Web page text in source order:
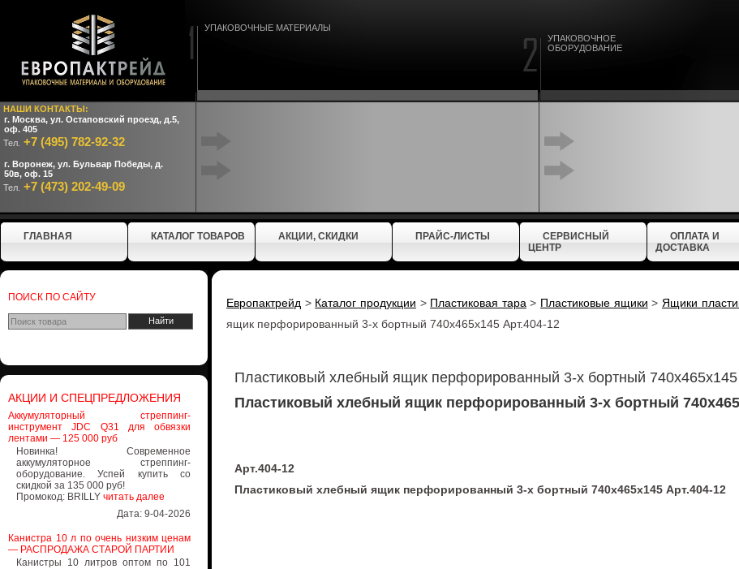
НАШИ КОНТАКТЫ:
г. Москва, ул. Остаповский проезд, д.5,
оф. 405
Тел. +7 (495) 782-92-32
г. Воронеж, ул. Бульвар Победы, д.
50в, оф. 15
Тел. +7 (473) 202-49-09
УПАКОВОЧНЫЕ МАТЕРИАЛЫ
УПАКОВОЧНОЕ
ОБОРУДОВАНИЕ
ГЛАВНАЯ КАТАЛОГ ТОВАРОВ АКЦИИ, СКИДКИ ПРАЙС-ЛИСТЫ
СЕРВИСНЫЙ
ЦЕНТР
ОПЛАТА И
ДОСТАВКА
ПОИСК ПО САЙТУ
АКЦИИ И СПЕЦПРЕДЛОЖЕНИЯ
Аккумуляторный стреппинг-
инструмент JDC Q31 для обвязки
лентами — 125 000 руб
Новинка! Современное
аккумуляторное стреппинг-
оборудование. Успей купить со
скидкой за 135 000 руб!
Промокод: BRILLY читать далее
Дата: 9-04-2026
Канистра 10 л по очень низким ценам
— РАСПРОДАЖА СТАРОЙ ПАРТИИ
Канистры 10 литров оптом по 101
Европактрейд > Каталог продукции > Пластиковая тара > Пластиковые ящики > Ящики
ящик перфорированный 3-х бортный 740х465х145 Арт.404-12
Пластиковый хлебный ящик перфорированный 3-х бортный 740х465х145
Пластиковый хлебный ящик перфорированный 3-х бортный
Арт.404-12
Пластиковый хлебный ящик перфорированный 3-х бортный 740х465х145 Арт.404-12